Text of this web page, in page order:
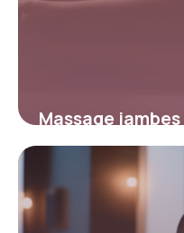
Massage
être 2026